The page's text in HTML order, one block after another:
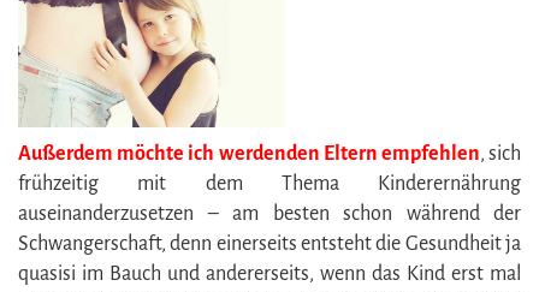
Außerdem möchte ich werdenden Eltern empfehlen, sich
frühzeitig mit dem Thema Kinderernährung
auseinanderzusetzen – am besten schon während der
Schwangerschaft, denn einerseits entsteht die Gesundheit ja
quasisi im Bauch und andererseits, wenn das Kind erst mal